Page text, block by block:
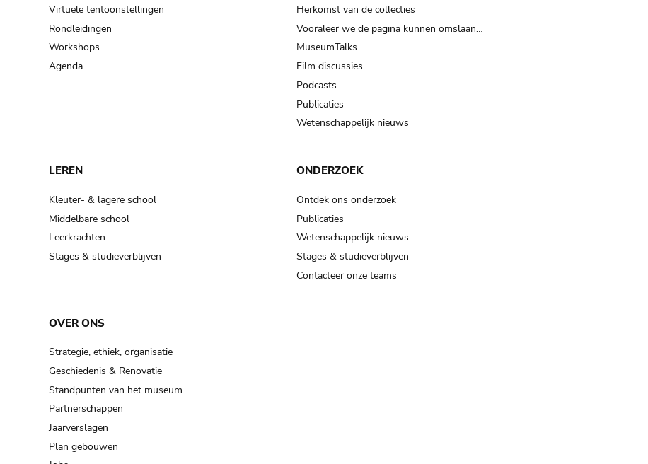
Virtuele tentoonstellingen
Rondleidingen
Workshops
Agenda
Herkomst van de collecties
Vooraleer we de pagina kunnen omslaan…
MuseumTalks
Film discussies
Podcasts
Publicaties
Wetenschappelijk nieuws
LEREN
Kleuter- & lagere school
Middelbare school
Leerkrachten
Stages & studieverblijven
ONDERZOEK
Ontdek ons onderzoek
Publicaties
Wetenschappelijk nieuws
Stages & studieverblijven
Contacteer onze teams
OVER ONS
Strategie, ethiek, organisatie
Geschiedenis & Renovatie
Standpunten van het museum
Partnerschappen
Jaarverslagen
Plan gebouwen